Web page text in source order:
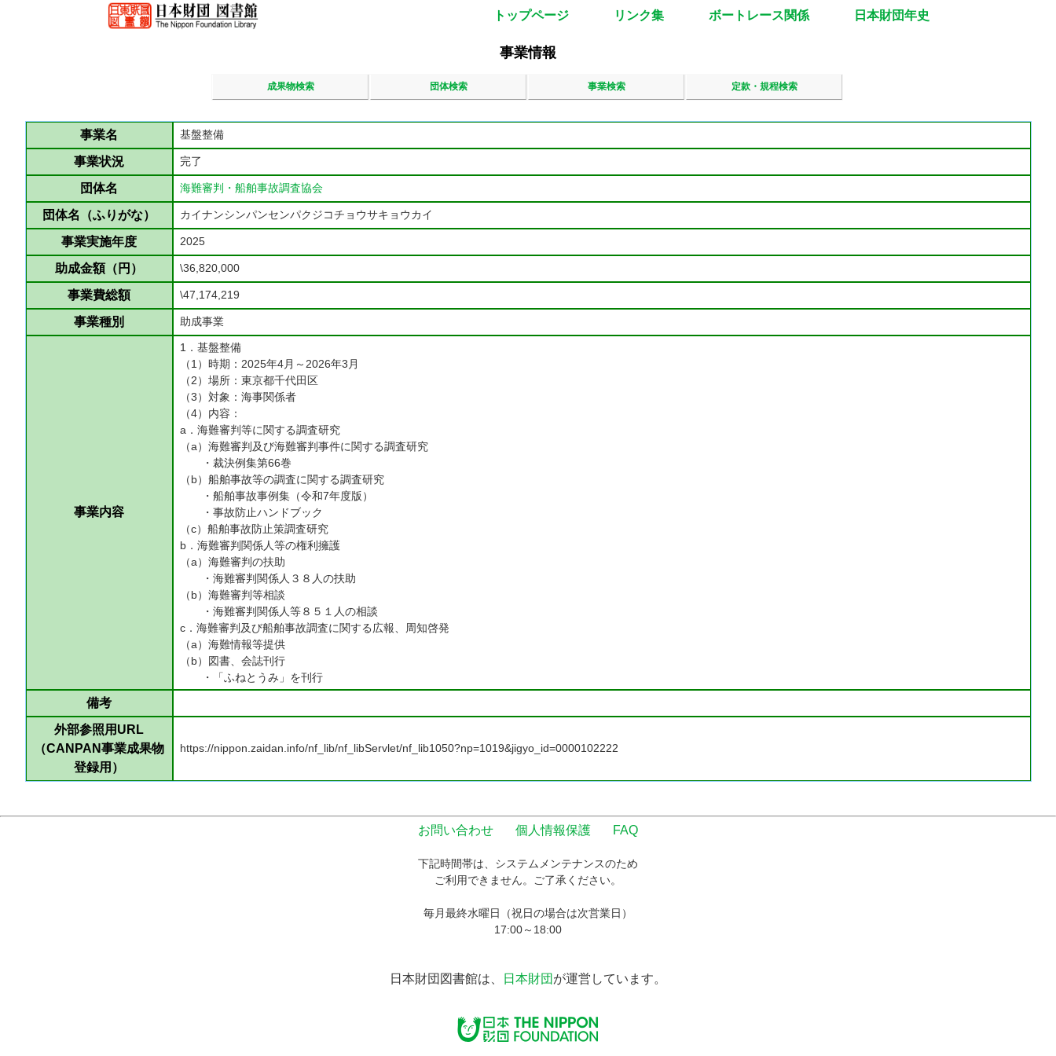
トップページ リンク集 ボートレース関係 日本財団年史
事業情報
成果物検索 団体検索 事業検索 定款・規程検索
事業名 基盤整備
事業状況 完了
団体名 海難審判・船舶事故調査協会
団体名（ふりがな） カイナンシンパンセンパクジコチョウサキョウカイ
事業実施年度 2025
助成金額（円） \36,820,000
事業費総額 \47,174,219
事業種別 助成事業
事業内容
1．基盤整備
（1）時期：2025年4月～2026年3月
（2）場所：東京都千代田区
（3）対象：海事関係者
（4）内容：
a．海難審判等に関する調査研究
（a）海難審判及び海難審判事件に関する調査研究
・裁決例集第66巻
（b）船舶事故等の調査に関する調査研究
・船舶事故事例集（令和7年度版）
・事故防止ハンドブック
（c）船舶事故防止策調査研究
b．海難審判関係人等の権利擁護
（a）海難審判の扶助
・海難審判関係人３８人の扶助
（b）海難審判等相談
・海難審判関係人等８５１人の相談
c．海難審判及び船舶事故調査に関する広報、周知啓発
（a）海難情報等提供
（b）図書、会誌刊行
・「ふねとうみ」を刊行
備考
外部参照用URL
（CANPAN事業成果物
登録用）
https://nippon.zaidan.info/nf_lib/nf_libServlet/nf_lib1050?np=1019&jigyo_id=0000102222
お問い合わせ 個人情報保護 FAQ
下記時間帯は、システムメンテナンスのため
ご利用できません。ご了承ください。
毎月最終水曜日（祝日の場合は次営業日）
17:00～18:00
日本財団図書館は、 日本財団 が運営しています。